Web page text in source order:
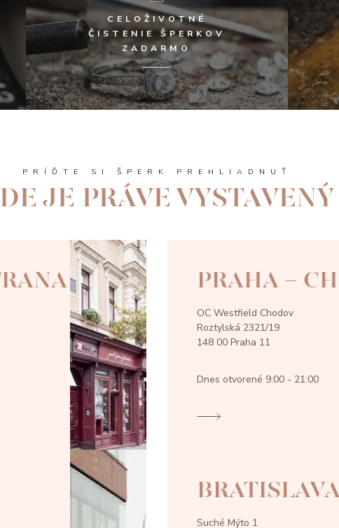
CELOŽIVOTNÉ
ČISTENIE ŠPERKOV
ZADARMO
PRÍĎTE SI ŠPERK PREHLIADNUŤ
JE PRÁVE VYSTAVENÝ
PRAHA -
OC Westfield Chodov
Roztylská 2321/19
148 00 Praha 11
Dnes otvorené 9:00 - 21:00
BRATISLAVA
Suché Mýto 1